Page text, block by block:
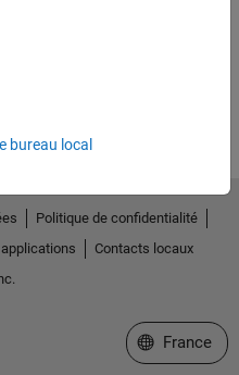
bureau local
Politique de confidentialité
Contacts locaux
Sélectionner
France